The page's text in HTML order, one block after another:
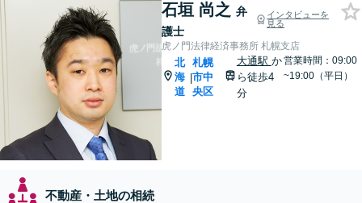
石垣 尚之 弁
護士
インタビューを
見る
虎ノ門法律経済事務所 札幌支店
北
海
道
|
札幌
市中
央区
大通駅 か
ら徒歩4
分
営業時間：09:00
~19:00（平日）
不動産・土地の相続